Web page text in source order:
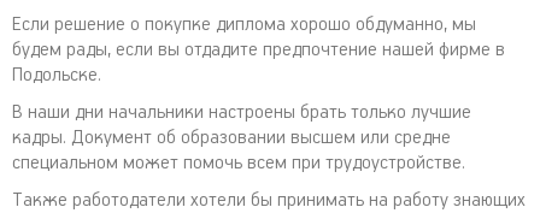
Если решение о покупке диплома хорошо обдуманно, мы
будем рады, если вы отдадите предпочтение нашей фирме в
Подольске.
В наши дни начальники настроены брать только лучшие
кадры. Документ об образовании высшем или средне
специальном может помочь всем при трудоустройстве.
Также работодатели хотели бы принимать на работу знающих